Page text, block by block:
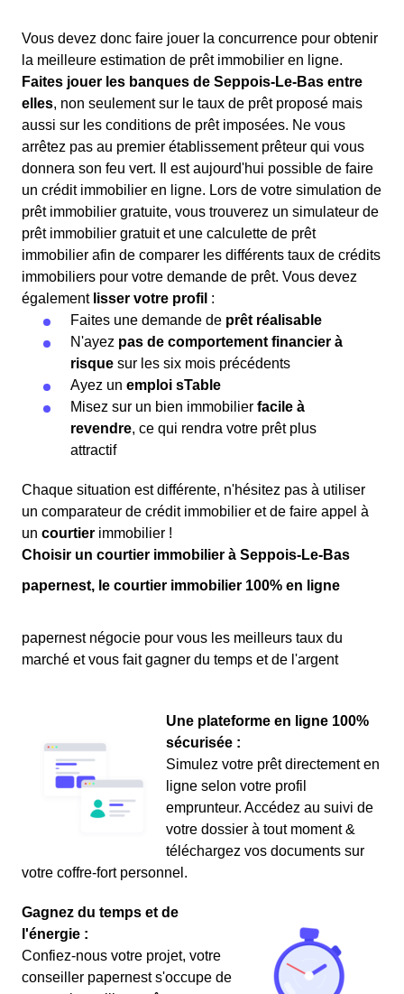
Vous devez donc faire jouer la concurrence pour obtenir
la meilleure estimation de prêt immobilier en ligne.
Faites jouer les banques de Seppois-Le-Bas entre
elles, non seulement sur le taux de prêt proposé mais
aussi sur les conditions de prêt imposées. Ne vous
arrêtez pas au premier établissement prêteur qui vous
donnera son feu vert. Il est aujourd'hui possible de faire
un crédit immobilier en ligne. Lors de votre simulation de
prêt immobilier gratuite, vous trouverez un simulateur de
prêt immobilier gratuit et une calculette de prêt
immobilier afin de comparer les différents taux de crédits
immobiliers pour votre demande de prêt. Vous devez
également lisser votre profil :
Faites une demande de prêt réalisable
N'ayez pas de comportement financier à
risque sur les six mois précédents
Ayez un emploi sTable
Misez sur un bien immobilier facile à
revendre, ce qui rendra votre prêt plus
attractif
Chaque situation est différente, n'hésitez pas à utiliser
un comparateur de crédit immobilier et de faire appel à
un courtier immobilier !
Choisir un courtier immobilier à Seppois-Le-Bas
papernest, le courtier immobilier 100% en ligne
papernest négocie pour vous les meilleurs taux du
marché et vous fait gagner du temps et de l'argent
Une plateforme en ligne 100%
sécurisée :
Simulez votre prêt directement en
ligne selon votre profil
emprunteur. Accédez au suivi de
votre dossier à tout moment &
téléchargez vos documents sur
votre coffre-fort personnel.
Gagnez du temps et de
l'énergie :
Confiez-nous votre projet, votre
conseiller papernest s'occupe de